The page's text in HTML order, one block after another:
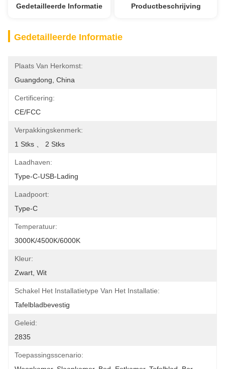
Gedetailleerde Informatie Productbeschrijving
Gedetailleerde Informatie
Plaats Van Herkomst:
Guangdong, China
Certificering:
CE/FCC
Verpakkingskenmerk:
1 Stks 、 2 Stks
Laadhaven:
Type-C-USB-Lading
Laadpoort:
Type-C
Temperatuur:
3000K/4500K/6000K
Kleur:
Zwart, Wit
Schakel Het Installatietype Van Het Installatie:
Tafelbladbevestig
Geleid:
2835
Toepassingsscenario: